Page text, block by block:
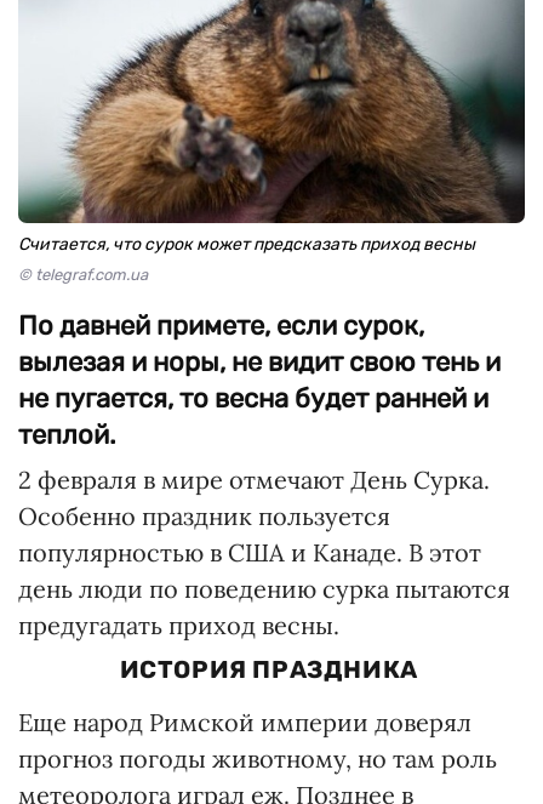
Считается, что сурок может предсказать приход весны
© telegraf.com.ua
По давней примете, если сурок,
вылезая и норы, не видит свою тень и
не пугается, то весна будет ранней и
теплой.
2 февраля в мире отмечают День Сурка.
Особенно праздник пользуется
популярностью в США и Канаде. В этот
день люди по поведению сурка пытаются
предугадать приход весны.
ИСТОРИЯ ПРАЗДНИКА
Еще народ Римской империи доверял
прогноз погоды животному, но там роль
метеоролога играл еж. Позднее в